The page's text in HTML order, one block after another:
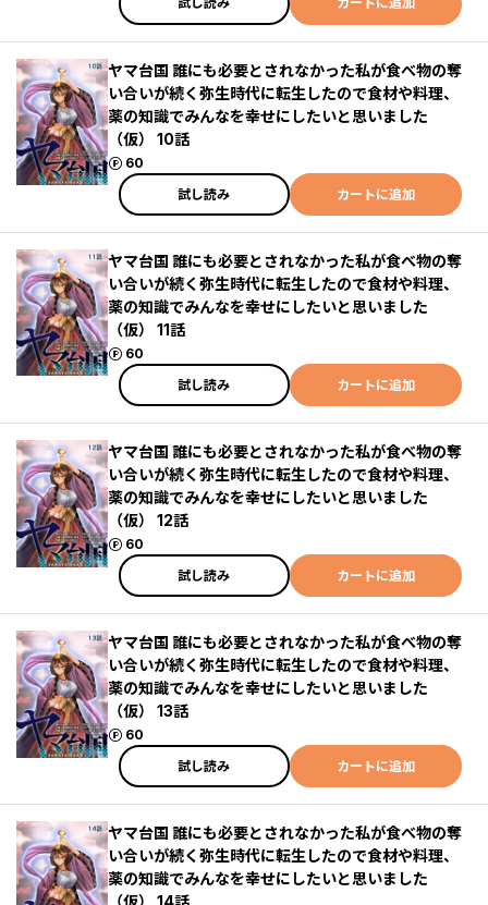
ヤマ台国 誰にも必要とされなかった私が食べ物の奪
い合いが続く弥生時代に転生したので食材や料理、
薬の知識でみんなを幸せにしたいと思いました
（仮） 10話
60
ポイント
試し読み
カートに追加
ヤマ台国 誰にも必要とされなかった私が食べ物の奪
い合いが続く弥生時代に転生したので食材や料理、
薬の知識でみんなを幸せにしたいと思いました
（仮） 11話
60
ポイント
試し読み
カートに追加
ヤマ台国 誰にも必要とされなかった私が食べ物の奪
い合いが続く弥生時代に転生したので食材や料理、
薬の知識でみんなを幸せにしたいと思いました
（仮） 12話
60
ポイント
試し読み
カートに追加
ヤマ台国 誰にも必要とされなかった私が食べ物の奪
い合いが続く弥生時代に転生したので食材や料理、
薬の知識でみんなを幸せにしたいと思いました
（仮） 13話
60
ポイント
試し読み
カートに追加
ヤマ台国 誰にも必要とされなかった私が食べ物の奪
い合いが続く弥生時代に転生したので食材や料理、
薬の知識でみんなを幸せにしたいと思いました